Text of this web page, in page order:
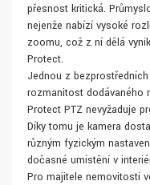
přesnost kritická.
nejenže nabízí vysoké
zoomu, což z ní dělá
Protect.
Jednou z
rozmanitost dodávaného
Protect PTZ nevyžaduje
Díky tomu je kamera
různým fyzickým
dočasné umístění v
Pro majitele nemovitostí